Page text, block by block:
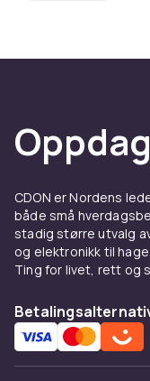
CDON er Nordens
både små
stadig større utvalg
og elektronikk til
Ting for livet, rett og